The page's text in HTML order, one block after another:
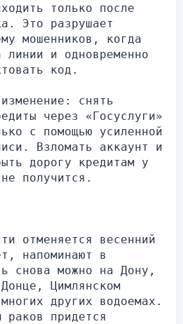
только после
Это разрушает
мошенников, когда
линии и одновременно
код.
снять
через «Госуслуги»
с помощью усиленной
Взломать аккаунт и
дорогу кредитам у
получится.
отменяется весенний
напоминают в
снова можно на Дону,
Цимлянском
других водоемах.
раков придется